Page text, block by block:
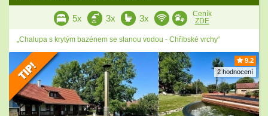
5x 3x 3x
Ceník
ZDE
„Chalupa s krytým bazénem se slanou vodou - Chřibské vrchy“
9.2
2 hodnocení